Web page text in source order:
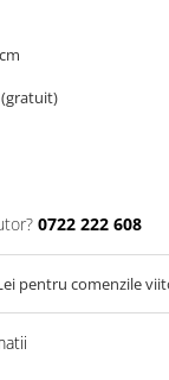
0722 222 608
pentru comenzile